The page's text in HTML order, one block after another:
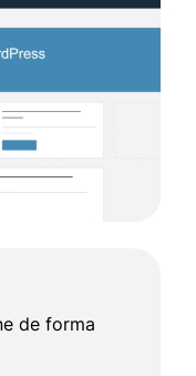
de forma